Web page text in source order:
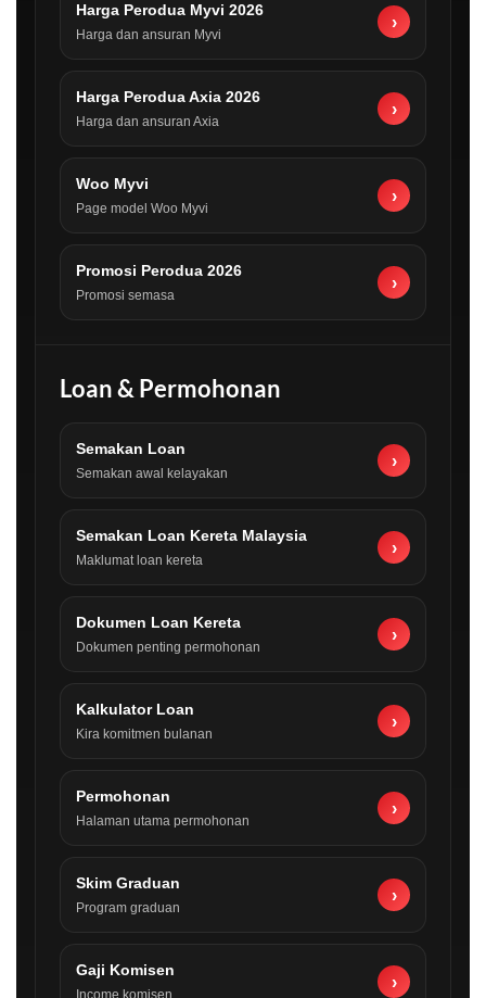
Harga Perodua Myvi 2026
Harga dan ansuran Myvi
›
Harga Perodua Axia 2026
Harga dan ansuran Axia
›
Woo Myvi
Page model Woo Myvi
›
Promosi Perodua 2026
Promosi semasa
›
Loan & Permohonan
Semakan Loan
Semakan awal kelayakan
›
Semakan Loan Kereta Malaysia
Maklumat loan kereta
›
Dokumen Loan Kereta
Dokumen penting permohonan
›
Kalkulator Loan
Kira komitmen bulanan
›
Permohonan
Halaman utama permohonan
›
Skim Graduan
Program graduan
›
Gaji Komisen
›